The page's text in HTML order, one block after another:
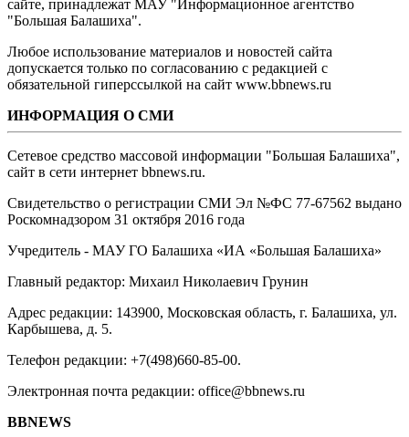
сайте, принадлежат МАУ "Информационное агентство
"Большая Балашиха".
Любое использование материалов и новостей сайта
допускается только по согласованию с редакцией с
обязательной гиперссылкой на сайт www.bbnews.ru
ИНФОРМАЦИЯ О СМИ
Сетевое средство массовой информации "Большая Балашиха",
сайт в сети интернет bbnews.ru.
Свидетельство о регистрации СМИ Эл №ФС ‎77-67562 выдано
Роскомнадзором 31 октября 2016 года
Учредитель - МАУ ГО Балашиха «ИА «Большая Балашиха»
Главный редактор: Михаил Николаевич Грунин
Адрес редакции: 143900, Московская область, г. Балашиха, ул.
Карбышева, д. 5.
Телефон редакции: +7(498)660-85-00.
Электронная почта редакции: office@bbnews.ru
BBNEWS